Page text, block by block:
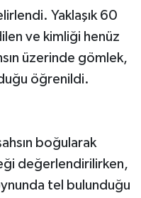
Yaklaşık 60
ve kimliği henüz
üzerinde gömlek,
öğrenildi.
boğularak
değerlendirilirken,
tel bulunduğu